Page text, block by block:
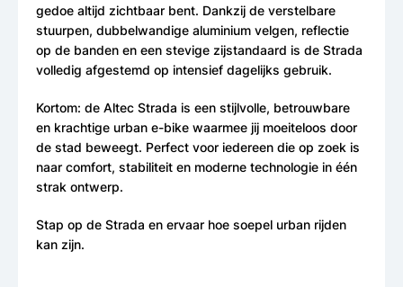
gedoe altijd zichtbaar bent. Dankzij de verstelbare
stuurpen, dubbelwandige aluminium velgen, reflectie
op de banden en een stevige zijstandaard is de Strada
volledig afgestemd op intensief dagelijks gebruik.
Kortom: de Altec Strada is een stijlvolle, betrouwbare
en krachtige urban e-bike waarmee jij moeiteloos door
de stad beweegt. Perfect voor iedereen die op zoek is
naar comfort, stabiliteit en moderne technologie in één
strak ontwerp.
Stap op de Strada en ervaar hoe soepel urban rijden
kan zijn.